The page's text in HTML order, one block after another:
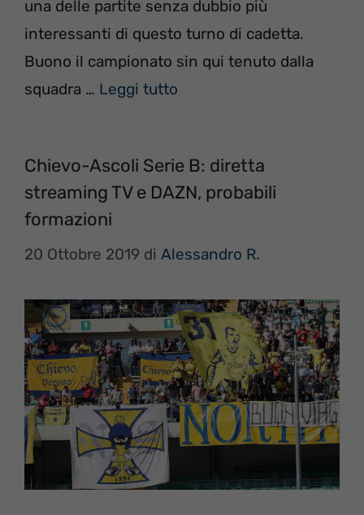
una delle partite senza dubbio più
interessanti di questo turno di cadetta.
Buono il campionato sin qui tenuto dalla
squadra … Leggi tutto
Chievo-Ascoli Serie B: diretta
streaming TV e DAZN, probabili
formazioni
20 Ottobre 2019 di Alessandro R.